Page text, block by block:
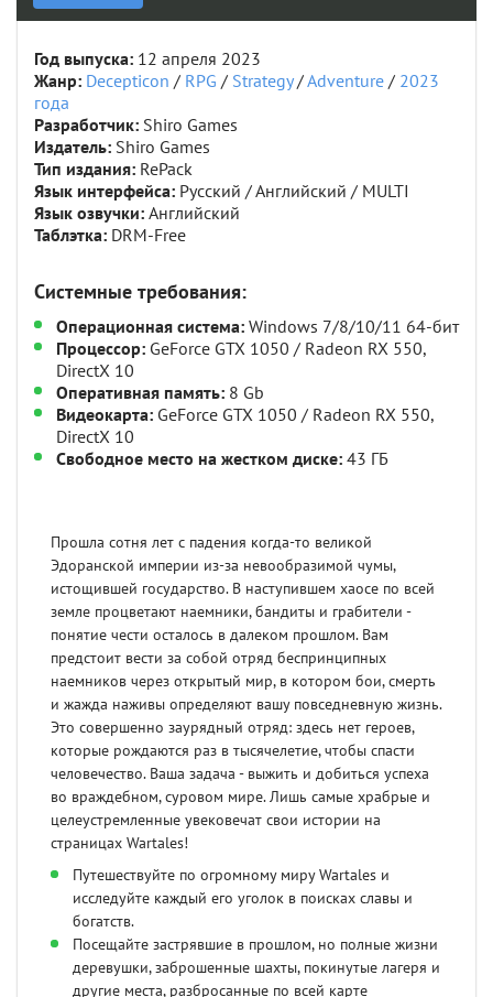
Год выпуска: 12 апреля 2023
Жанр: Decepticon / RPG / Strategy/Adventure / 2023
года
Разработчик: Shiro Games
Издатель: Shiro Games
Тип издания: RePack
Язык интерфейса: Русский / Английский / MULTI
Язык озвучки: Английский
Таблэтка: DRM-Free
Системные требования:
Операционная система: Windows 7/8/10/11 64-бит
Процессор: GeForce GTX 1050 / Radeon RX 550,
DirectX 10
Оперативная память: 8 Gb
Видеокарта: GeForce GTX 1050 / Radeon RX 550,
DirectX 10
Свободное место на жестком диске: 43 ГБ
Прошла сотня лет с падения когда-то великой
Эдоранской империи из-за невообразимой чумы,
истощившей государство. В наступившем хаосе по всей
земле процветают наемники, бандиты и грабители -
понятие чести осталось в далеком прошлом. Вам
предстоит вести за собой отряд беспринципных
наемников через открытый мир, в котором бои, смерть
и жажда наживы определяют вашу повседневную жизнь.
Это совершенно заурядный отряд: здесь нет героев,
которые рождаются раз в тысячелетие, чтобы спасти
человечество. Ваша задача - выжить и добиться успеха
во враждебном, суровом мире. Лишь самые храбрые и
целеустремленные увековечат свои истории на
страницах Wartales!
Путешествуйте по огромному миру Wartales и
исследуйте каждый его уголок в поисках славы и
богатств.
Посещайте застрявшие в прошлом, но полные жизни
деревушки, заброшенные шахты, покинутые лагеря и
другие места, разбросанные по всей карте